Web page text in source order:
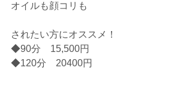
オイルも顔コリも
されたい方にオススメ！
◆90分　15,500円
◆120分　20400円